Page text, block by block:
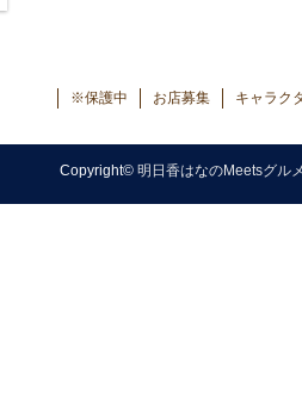
※保護中 お店募集 キャラク
Copyright© 明日香はなのMeetsグル